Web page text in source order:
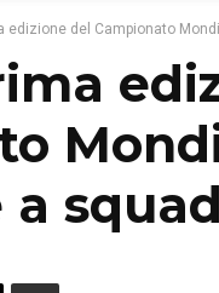
edizione del Campionato